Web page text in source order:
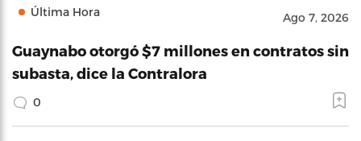
Última Hora Ago 7, 2026
Guaynabo otorgó $7 millones en contratos sin
subasta, dice la Contralora
0